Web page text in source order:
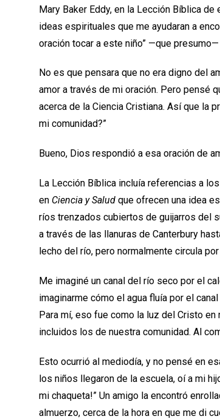
Mary Baker Eddy, en la Lección Bíblica de
ideas espirituales que me ayudaran a
oración tocar a este niño” —que presumo—
No es que pensara que no era digno del
amor a través de mi oración. Pero pensé
acerca de la Ciencia Cristiana. Así que la
mi comunidad?”
Bueno, Dios respondió a esa oración de
La Lección Bíblica incluía referencias a
en Ciencia y Salud que ofrecen una idea
ríos trenzados cubiertos de guijarros del
a través de las llanuras de Canterbury
lecho del río, pero normalmente circula
Me imaginé un canal del río seco por el
imaginarme cómo el agua fluía por el
Para mí, eso fue como la luz del Cristo
incluidos los de nuestra comunidad. Al
Esto ocurrió al mediodía, y no pensé en
los niños llegaron de la escuela, oí a mi
mi chaqueta!” Un amigo la encontró
almuerzo, cerca de la hora en que me di